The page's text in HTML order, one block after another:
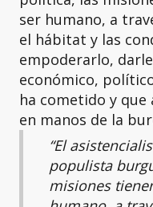
ser humano, a
el hábitat y las
empoderarlo,
económico,
ha cometido y que
en manos de la
“El
populista
misiones